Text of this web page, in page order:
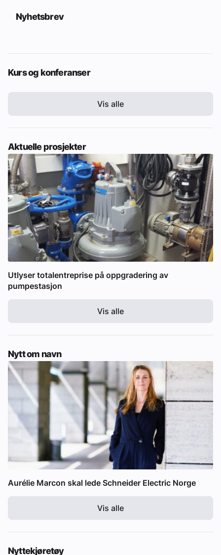
Nyhetsbrev
Kurs og konferanser
Vis alle
Aktuelle prosjekter
Utlyser totalentreprise på oppgradering av
pumpestasjon
Vis alle
Nytt om navn
Aurélie Marcon skal lede Schneider Electric Norge
Vis alle
Nyttekjøretøy